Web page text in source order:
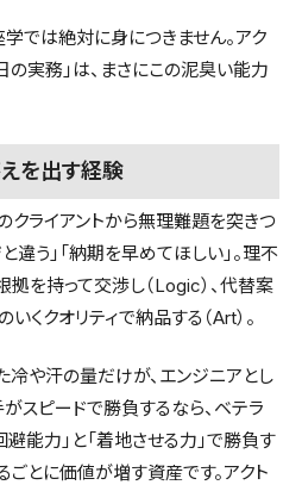
学では絶対に身につきません。アク
の実務」は、まさにこの泥臭い能力
を出す経験
クライアントから無理難題を突きつ
違う」「納期を早めてほしい」。理不
を持って交渉し（Logic）、代替案
くクオリティで納品する（Art）。
や汗の量だけが、エンジニアとし
がスピードで勝負するなら、ベテラ
能力」と「着地させる力」で勝負す
ごとに価値が増す資産です。アクト